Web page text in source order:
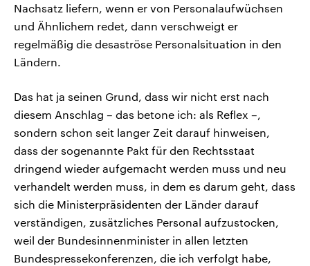
Nachsatz liefern, wenn er von Personalaufwüchsen
und Ähnlichem redet, dann verschweigt er
regelmäßig die desaströse Personalsituation in den
Ländern.
Das hat ja seinen Grund, dass wir nicht erst nach
diesem Anschlag – das betone ich: als Reflex –,
sondern schon seit langer Zeit darauf hinweisen,
dass der sogenannte Pakt für den Rechtsstaat
dringend wieder aufgemacht werden muss und neu
verhandelt werden muss, in dem es darum geht, dass
sich die Ministerpräsidenten der Länder darauf
verständigen, zusätzliches Personal aufzustocken,
weil der Bundesinnenminister in allen letzten
Bundespressekonferenzen, die ich verfolgt habe,